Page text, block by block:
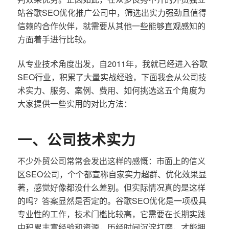
站谷歌SEO优化推广公司中，筛选出实力强劲且值得
信赖的合作伙伴，就需要从其他一些能够直观感知的
方面着手进行比较。
从专业技术角度出发，自2011年，我就已经进入谷歌
SEO行业，积累了大量实战经验，下面我会从公司技
术实力、服务、案例、费用、如何挑选这五个角度为
大家提供一些实用的对比方法：
一、公司技术实力
不少外贸公司常常会发出这样的感慨：市面上的信义
区SEO公司，个个都宣称自家实力超群、优化效果显
著，感觉好像都没什么差别。但实际情况真的是这样
的吗？答案显然是否定的。谷歌SEO优化是一项极具
专业性的工作，技术门槛比较高，它需要在长期实践